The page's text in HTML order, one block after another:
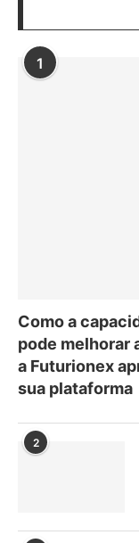
1
Como a
pode melhorar
a Futurionex
sua plataforma
2